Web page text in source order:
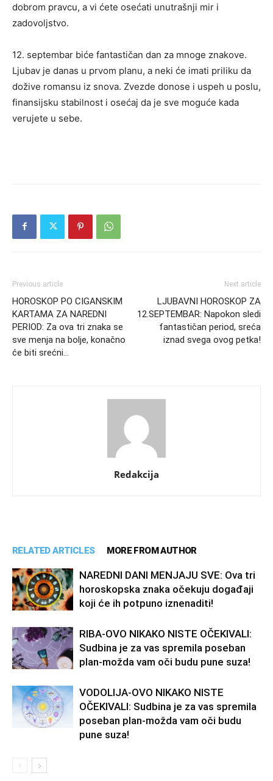
dobrom pravcu, a vi ćete osećati unutrašnji mir i
zadovoljstvo.
12. septembar biće fantastičan dan za mnoge znakove.
Ljubav je danas u prvom planu, a neki će imati priliku da
dožive romansu iz snova. Zvezde donose i uspeh u poslu,
finansijsku stabilnost i osećaj da je sve moguće kada
verujete u sebe.
Previous article
HOROSKOP PO CIGANSKIM
KARTAMA ZA NAREDNI
PERIOD: Za ova tri znaka se
sve menja na bolje, konačno
će biti srećni…
Next article
LJUBAVNI HOROSKOP ZA
12.SEPTEMBAR: Napokon sledi
fantastičan period, sreća
iznad svega ovog petka!
Redakcija
RELATED ARTICLES MORE FROM AUTHOR
NAREDNI DANI MENJAJU SVE: Ova tri
horoskopska znaka očekuju događaji
koji će ih potpuno iznenaditi!
RIBA-OVO NIKAKO NISTE OČEKIVALI:
Sudbina je za vas spremila poseban
plan-možda vam oči budu pune suza!
VODOLIJA-OVO NIKAKO NISTE
OČEKIVALI: Sudbina je za vas spremila
poseban plan-možda vam oči budu
pune suza!